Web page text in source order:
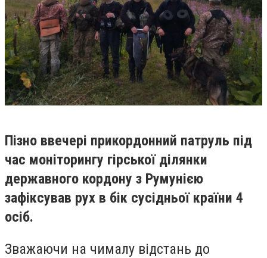
Пізно ввечері прикордонний патруль під
час моніторингу гірської ділянки
державного кордону з Румунією
зафіксував рух в бік сусідньої країни 4
осіб.
Зважаючи на чималу відстань до